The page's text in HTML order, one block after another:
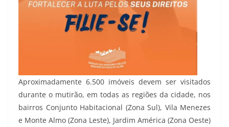
Aproximadamente 6.500 imóveis devem ser visitados
durante o mutirão, em todas as regiões da cidade, nos
bairros Conjunto Habitacional (Zona Sul), Vila Menezes
e Monte Almo (Zona Leste), Jardim América (Zona Oeste)